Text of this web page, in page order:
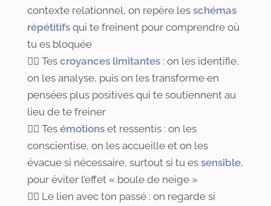
contexte relationnel, on repère les schémas
répétitifs qui te freinent pour comprendre où
tu es bloquée
👉🏻 Tes croyances limitantes : on les identifie,
on les analyse, puis on les transforme en
pensées plus positives qui te soutiennent au
lieu de te freiner
👉🏻 Tes émotions et ressentis : on les
conscientise, on les accueille et on les
évacue si nécessaire, surtout si tu es sensible,
pour éviter l’effet « boule de neige »
👉🏻 Le lien avec ton passé : on regarde si